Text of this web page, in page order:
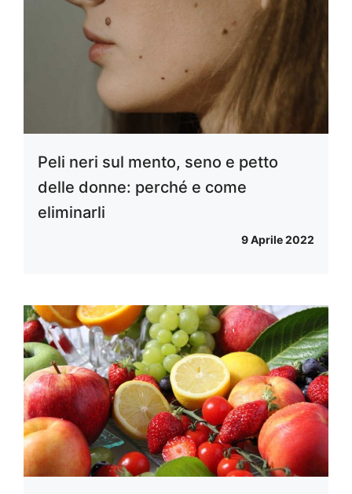
Peli neri sul mento, seno e petto
delle donne: perché e come
eliminarli
9 Aprile 2022